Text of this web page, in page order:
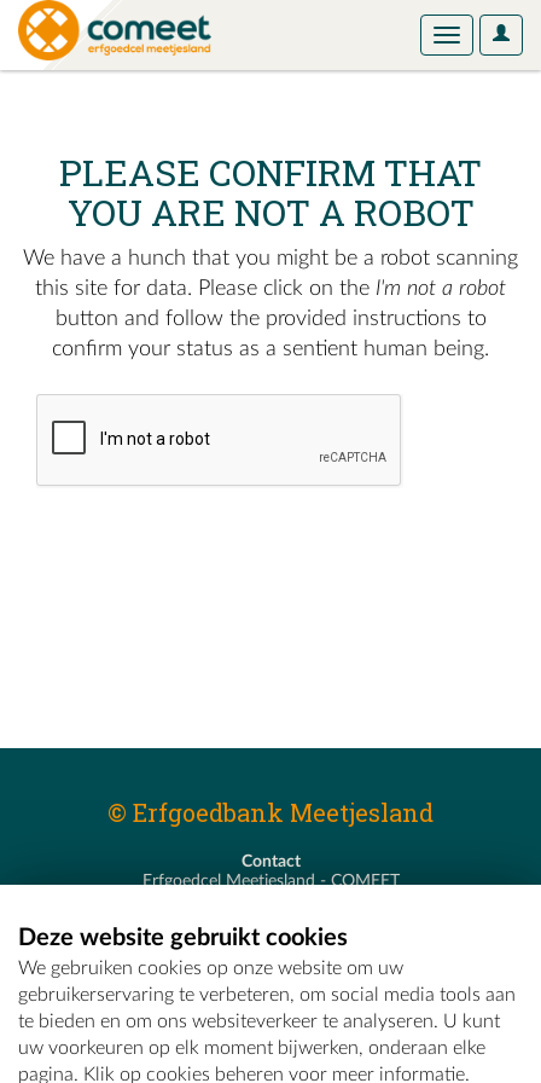
User
Toggle
PLEASE CONFIRM THAT
YOU ARE NOT A ROBOT
We have a hunch that you might be a robot scanning
this site for data. Please click on the I'm not a robot
button and follow the provided instructions to
confirm your status as a sentient human being.
© Erfgoedbank Meetjesland
Contact
Erfgoedcel Meetjesland - COMEET
T - 09 373 75 96
E -erfgoedcel@comeet.be
Deze website gebruikt cookies
We gebruiken cookies op onze website om uw
gebruikerservaring te verbeteren, om social media tools aan
te bieden en om ons websiteverkeer te analyseren. U kunt
uw voorkeuren op elk moment bijwerken, onderaan elke
pagina. Klik op cookies beheren voor meer informatie.